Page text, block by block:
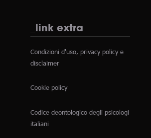
_link extra
Condizioni d'uso, privacy policy e
disclaimer
Cookie policy
Codice deontologico degli psicologi
italiani